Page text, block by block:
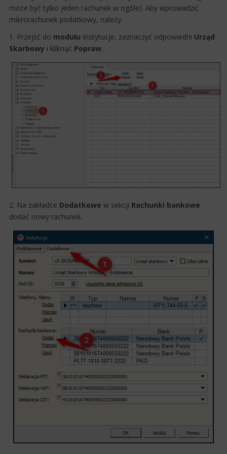
może być tylko jeden rachunek w ogóle). Aby wprowadzić
mikrorachunek podatkowy, należy:
1. Przejść do modułu Instytucje, zaznaczyć odpowiedni Urząd
Skarbowy i kliknąć Popraw.
2. Na zakładce Dodatkowe w sekcji Rachunki bankowe
dodać nowy rachunek.